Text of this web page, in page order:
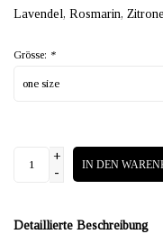
Lavendel, Rosmarin,
Grösse: *
+
-
IN DEN
Detaillierte Beschreibung